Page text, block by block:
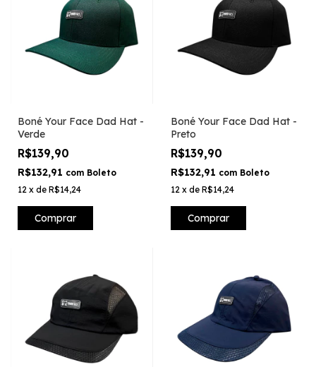
Boné Your Face Dad Hat -
Verde
R$139,90
R$132,91 com Boleto
12 x de R$14,24
Comprar
Boné Your Face Dad Hat -
Preto
R$139,90
R$132,91 com Boleto
12 x de R$14,24
Comprar